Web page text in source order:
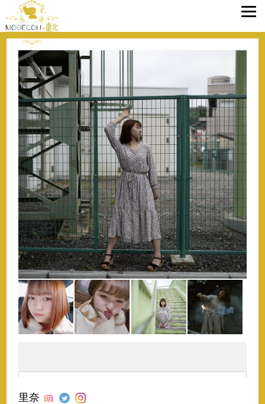
里奈